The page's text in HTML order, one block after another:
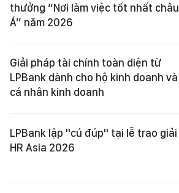
thưởng “Nơi làm việc tốt nhất châu
Á” năm 2026
Giải pháp tài chính toàn diện từ
LPBank dành cho hộ kinh doanh và
cá nhân kinh doanh
LPBank lập "cú đúp" tại lễ trao giải
HR Asia 2026